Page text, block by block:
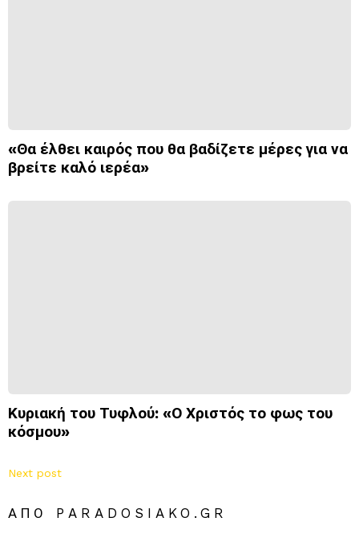
«Θα έλθει καιρός που θα βαδίζετε μέρες για να
βρείτε καλό ιερέα»
Κυριακή του Τυφλού: «Ο Χριστός το φως του
κόσμου»
Next post
ΑΠΌ PARADOSIAKO.GR